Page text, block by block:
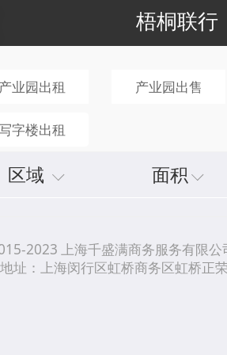
梧桐联行
业园出租 产业园出售
字楼出租
区域 面积
2023 上海千盛满商务服务有限
地址：上海闵行区虹桥商务区虹桥正